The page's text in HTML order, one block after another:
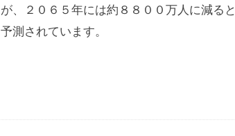
が、２０６５年には約８８００万人に減ると
予測されています。